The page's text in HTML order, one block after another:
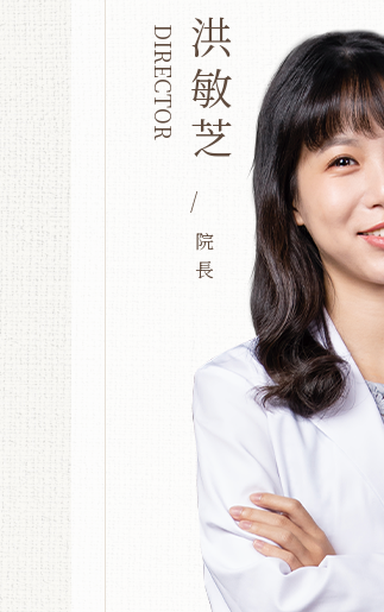
DIRECTOR洪敏芝
/
院長